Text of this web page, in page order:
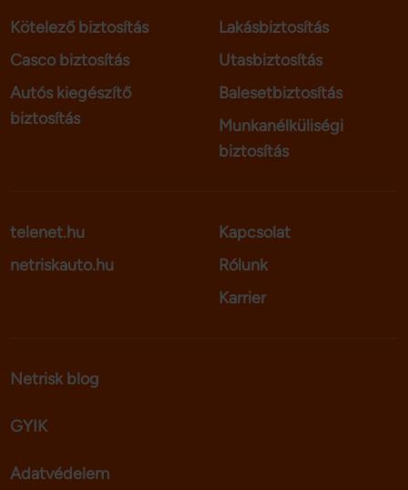
Kötelező biztosítás
Casco biztosítás
Autós kiegészítő
biztosítás
Lakásbiztosítás
Utasbiztosítás
Balesetbiztosítás
Munkanélküliségi
biztosítás
telenet.hu
netriskauto.hu
Kapcsolat
Rólunk
Karrier
Netrisk blog
GYIK
Adatvédelem